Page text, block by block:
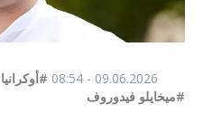
09.06.2026 - 08:54
#ميخايلو فيدوروف